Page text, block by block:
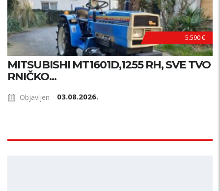
5.590 €
MITSUBISHI MT1601D,1255 RH, SVE TVO
RNIČKO...
Objavljen 03.08.2026.